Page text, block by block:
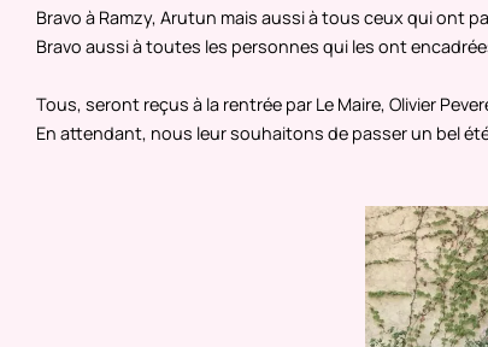
Bravo à Ramzy, Arutun mais aussi à tous ceux qui ont
Bravo aussi à toutes les personnes qui les ont
Tous, seront reçus à la rentrée par Le Maire, Olivier
En attendant, nous leur souhaitons de passer un bel